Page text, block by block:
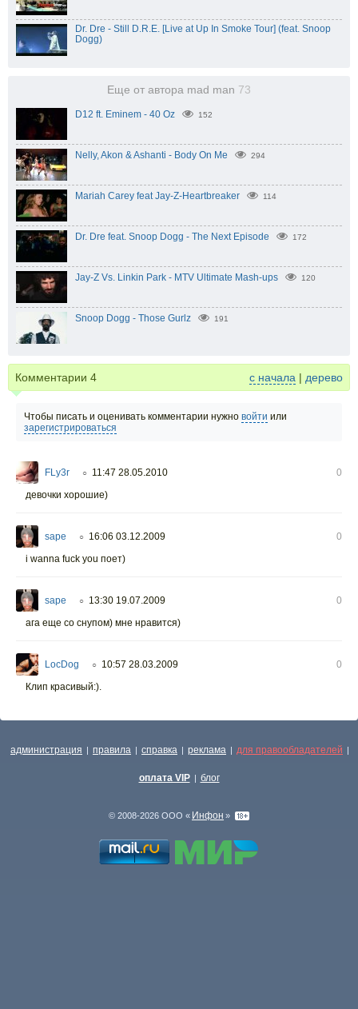
Dr. Dre - Still D.R.E. [Live at Up In Smoke Tour] (feat. Snoop
Dogg)
Еще от автора mad man 73
D12 ft. Eminem - 40 Oz 152
Nelly, Akon & Ashanti - Body On Me 294
Mariah Carey feat Jay-Z-Heartbreaker 114
Dr. Dre feat. Snoop Dogg - The Next Episode 172
Jay-Z Vs. Linkin Park - MTV Ultimate Mash-ups 120
Snoop Dogg - Those Gurlz 191
Комментарии 4 с начала | дерево
Чтобы писать и оценивать комментарии нужно войти или
зарегистрироваться
FLy3r ○ 11:47 28.05.2010
0
девочки хорошие)
sape ○ 16:06 03.12.2009
0
i wanna fuck you поет)
sape ○ 13:30 19.07.2009
0
ага еще со снупом) мне нравится)
LocDog ○ 10:57 28.03.2009
0
Клип красивый:).
администрация | правила | справка | реклама | для правообладателей |
оплата VIP | блог
© 2008-2026 ООО « Инфон »